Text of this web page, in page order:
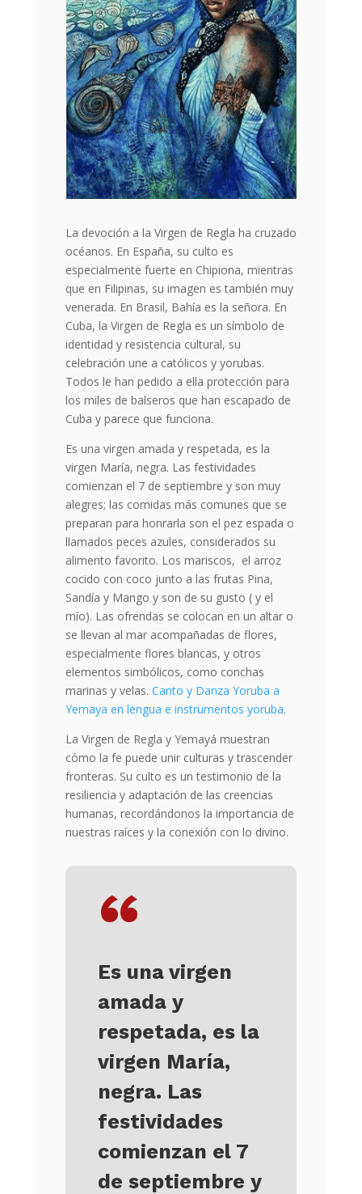
La devoción a la Virgen de Regla ha cruzado
océanos. En España, su culto es
especialmente fuerte en Chipiona, mientras
que en Filipinas, su imagen es también muy
venerada. En Brasil, Bahía es la señora. En
Cuba, la Virgen de Regla es un símbolo de
identidad y resistencia cultural, su
celebración une a católicos y yorubas.
Todos le han pedido a ella protección para
los miles de balseros que han escapado de
Cuba y parece que funciona.
Es una virgen amada y respetada, es la
virgen María, negra. Las festividades
comienzan el 7 de septiembre y son muy
alegres; las comidas más comunes que se
preparan para honrarla son el pez espada o
llamados peces azules, considerados su
alimento favorito. Los mariscos, el arroz
cocido con coco junto a las frutas Pina,
Sandía y Mango y son de su gusto ( y el
mío). Las ofrendas se colocan en un altar o
se llevan al mar acompañadas de flores,
especialmente flores blancas, y otros
elementos simbólicos, como conchas
marinas y velas. Canto y Danza Yoruba a
Yemaya en lengua e instrumentos yoruba.
La Virgen de Regla y Yemayá muestran
cómo la fe puede unir culturas y trascender
fronteras. Su culto es un testimonio de la
resiliencia y adaptación de las creencias
humanas, recordándonos la importancia de
nuestras raíces y la conexión con lo divino.
“
Es una virgen
amada y
respetada, es la
virgen María,
negra. Las
festividades
comienzan el 7
de septiembre y